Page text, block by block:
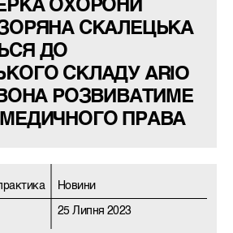
ОХОРОНИ
СКАЛЕЦЬКА
ДО
СКЛАДУ ARIO
ВОНА РОЗВИВАТИМЕ
ПРАВА
Новини
25 Липня 2023